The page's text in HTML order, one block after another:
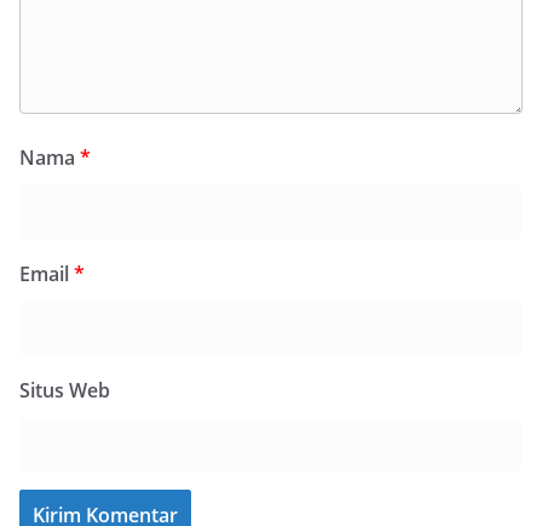
Nama *
Email*
Situs Web